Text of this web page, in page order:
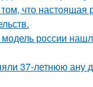
что настоящая
россии
37-летнюю ану